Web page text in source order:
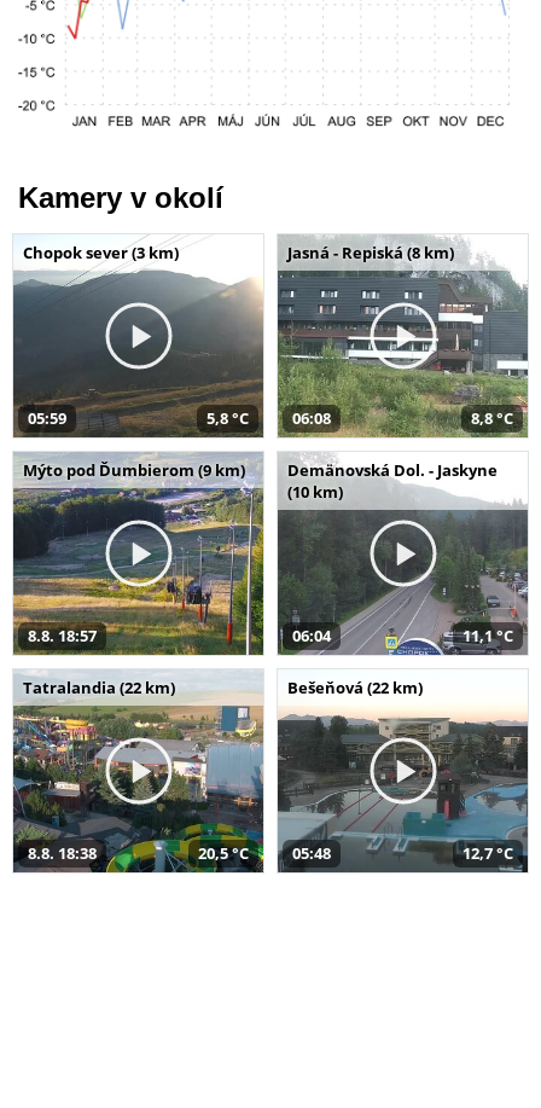
Kamery v okolí
Chopok sever (3 km)
05:59 5,8 °C
Jasná - Repiská (8 km)
06:08 8,8 °C
Mýto pod Ďumbierom (9 km)
8.8. 18:57
Demänovská Dol. - Jaskyne
(10 km)
06:04 11,1 °C
Tatralandia (22 km)
8.8. 18:38 20,5 °C
Bešeňová (22 km)
05:48 12,7 °C